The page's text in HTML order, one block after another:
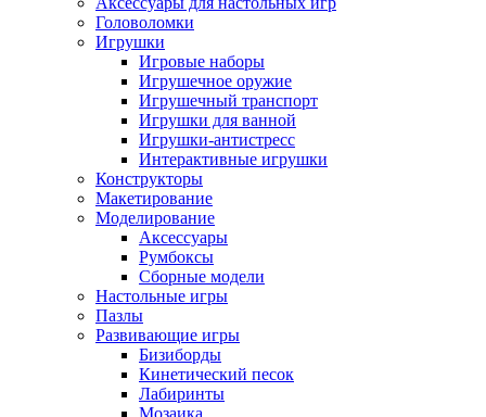
Головоломки
Игрушки
Игровые наборы
Игрушечное оружие
Игрушечный транспорт
Игрушки для ванной
Игрушки-антистресс
Интерактивные игрушки
Конструкторы
Макетирование
Моделирование
Аксессуары
Румбоксы
Сборные модели
Настольные игры
Пазлы
Развивающие игры
Бизиборды
Кинетический песок
Лабиринты
Мозаика